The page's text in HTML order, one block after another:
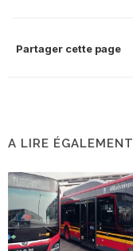
Partager cette page
A LIRE ÉGALEMENT